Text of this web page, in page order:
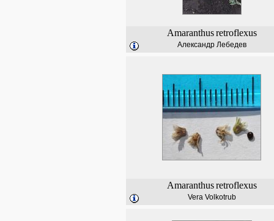
Amaranthus retroflexus
Александр Лебедев
Amaranthus retroflexus
Vera Volkotrub